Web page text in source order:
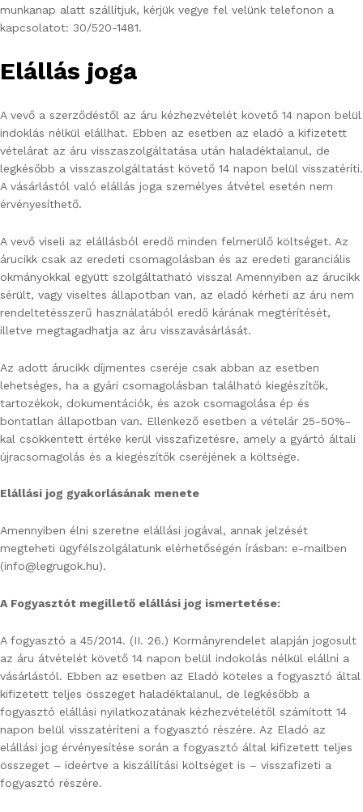
munkanap alatt szállítjuk, kérjük vegye fel velünk telefonon a
kapcsolatot: 30/520-1481.
Elállás joga
A vevő a szerződéstől az áru kézhezvételét követő 14 napon belül
indoklás nélkül elállhat. Ebben az esetben az eladó a kifizetett
vételárat az áru visszaszolgáltatása után haladéktalanul, de
legkésőbb a visszaszolgáltatást követő 14 napon belül visszatéríti.
A vásárlástól való elállás joga személyes átvétel esetén nem
érvényesíthető.
A vevő viseli az elállásból eredő minden felmerülő költséget. Az
árucikk csak az eredeti csomagolásban és az eredeti garanciális
okmányokkal együtt szolgáltatható vissza! Amennyiben az árucikk
sérült, vagy viseltes állapotban van, az eladó kérheti az áru nem
rendeltetésszerű használatából eredő kárának megtérítését,
illetve megtagadhatja az áru visszavásárlását.
Az adott árucikk díjmentes cseréje csak abban az esetben
lehetséges, ha a gyári csomagolásban található kiegészítők,
tartozékok, dokumentációk, és azok csomagolása ép és
bontatlan állapotban van. Ellenkező esetben a vételár 25-50%-
kal csökkentett értéke kerül visszafizetésre, amely a gyártó általi
újracsomagolás és a kiegészítők cseréjének a költsége.
Elállási jog gyakorlásának menete
Amennyiben élni szeretne elállási jogával, annak jelzését
megteheti ügyfélszolgálatunk elérhetőségén írásban: e-mailben
(info@legrugok.hu).
A Fogyasztót megillető elállási jog ismertetése:
A fogyasztó a 45/2014. (II. 26.) Kormányrendelet alapján jogosult
az áru átvételét követő 14 napon belül indokolás nélkül elállni a
vásárlástól. Ebben az esetben az Eladó köteles a fogyasztó által
kifizetett teljes összeget haladéktalanul, de legkésőbb a
fogyasztó elállási nyilatkozatának kézhezvételétől számított 14
napon belül visszatéríteni a fogyasztó részére. Az Eladó az
elállási jog érvényesítése során a fogyasztó által kifizetett teljes
összeget – ideértve a kiszállítási költséget is – visszafizeti a
fogyasztó részére.